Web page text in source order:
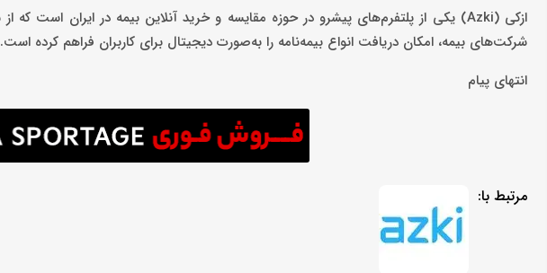
شرکت‌های بیمه، امکان دریافت انواع بیمه‌نامه را به‌صورت دیجیتال برای کاربران فراهم کرده است.
انتهای پیام
مرتبط با: